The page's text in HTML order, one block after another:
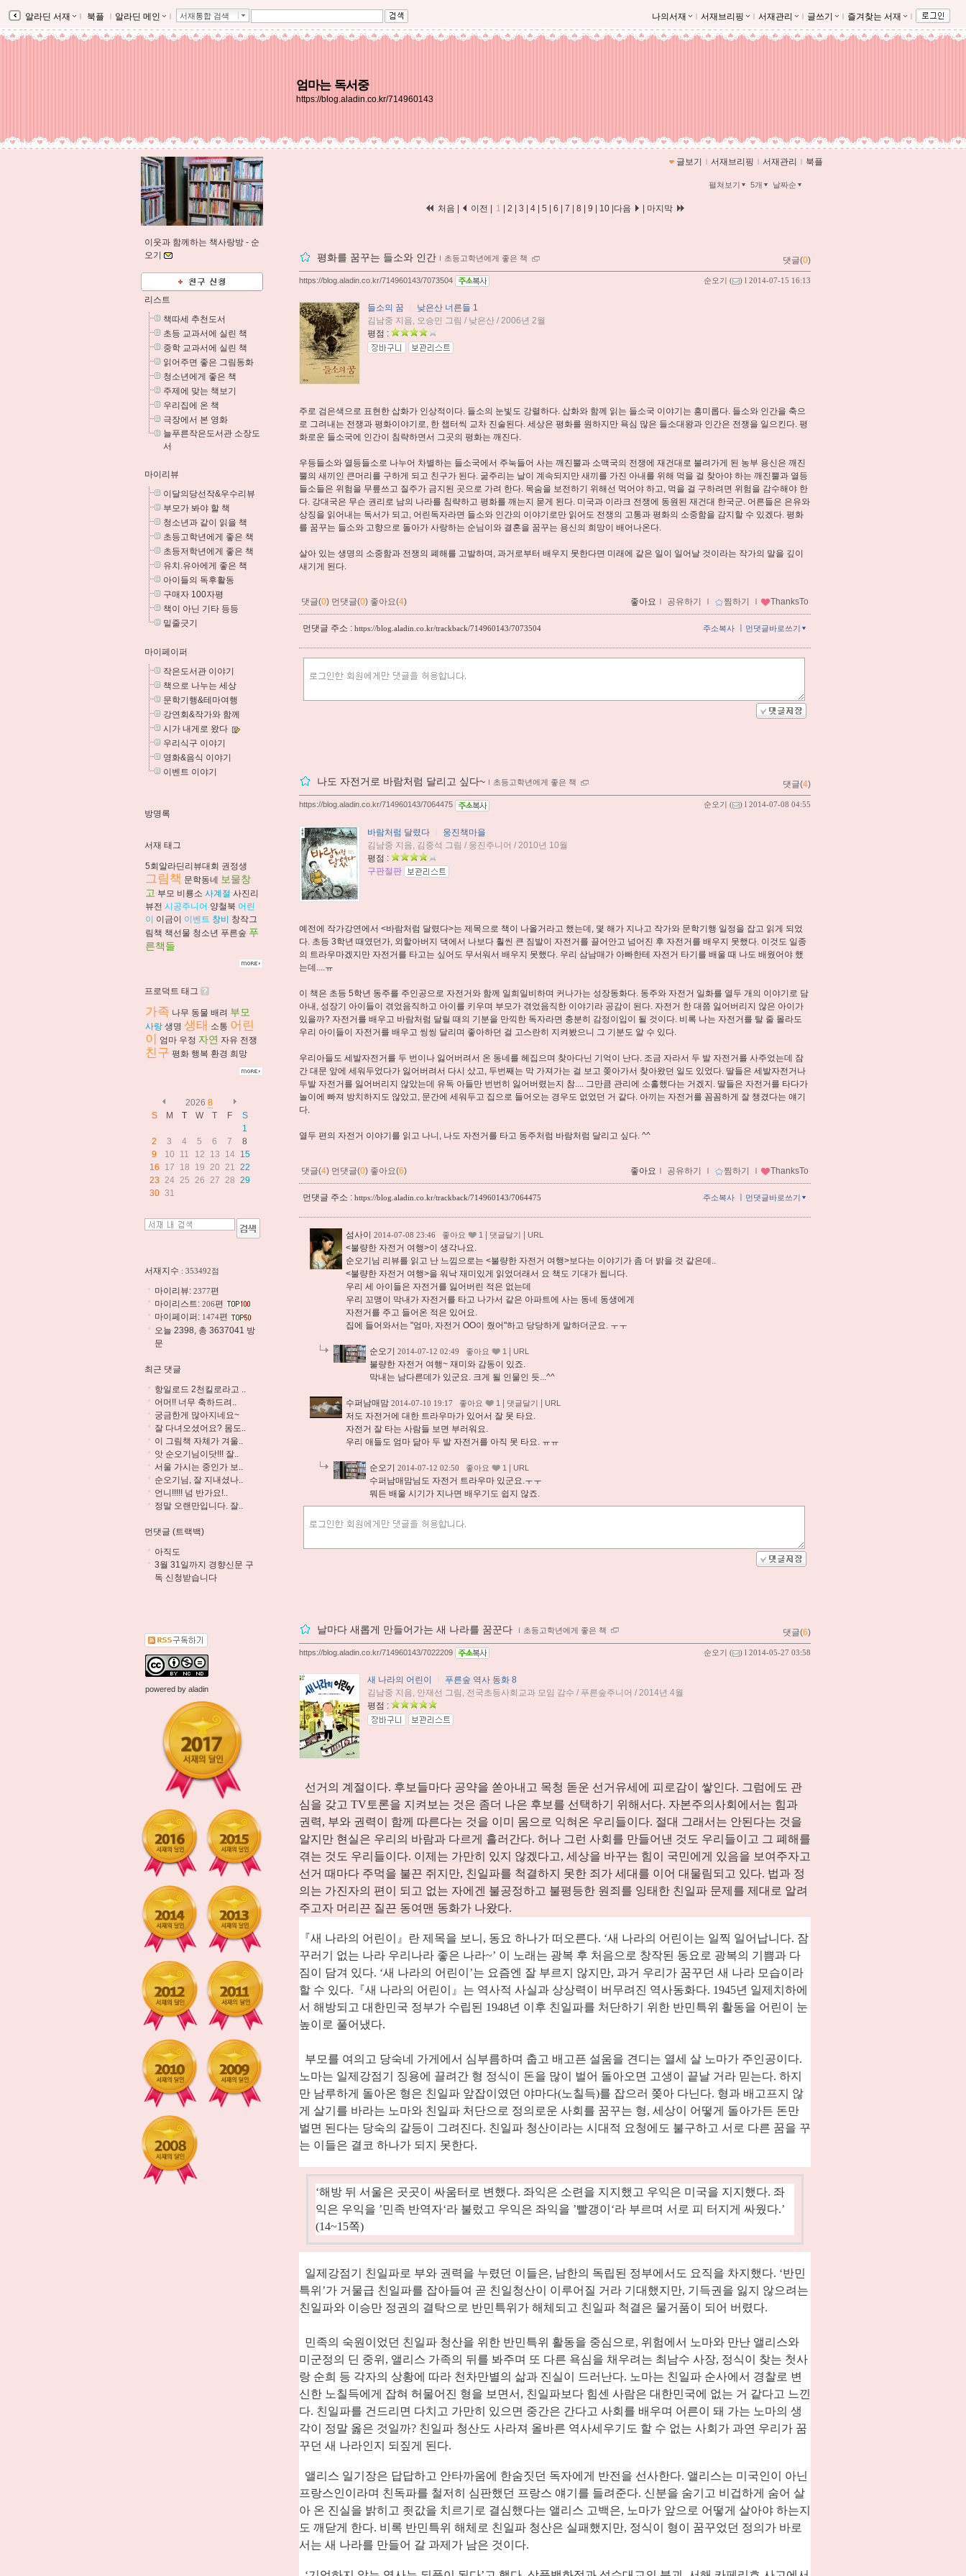
알라딘 서재 ｌ 북플 ｌ 알라딘 메인 ｌ 서재통합 검색 나의서재 ｌ 서재브리핑 ｌ 서재관리 ｌ 글쓰기 ｌ 즐겨찾는 서재 ｌ
엄마는 독서중
https://blog.aladin.co.kr/714960143
글보기 ｌ 서재브리핑 ｌ 서재관리 ｌ 북플
펼쳐보기 5개 날짜순
처음 | 이전 | 1 2 3 4 5 6 7 8 9 10 다음 마지막
평화를 꿈꾸는 들소와 인간 ｌ 초등고학년에게 좋은 책 댓글(0)
순오기 ( ) l 2014-07-15 16:13
https://blog.aladin.co.kr/714960143/7073504
들소의 꿈
낮은산 너른들 1
김남중 지음, 오승민 그림 / 낮은산 / 2006년 2월
평점 :
주로 검은색으로 표현한 삽화가 인상적이다. 들소의 눈빛도 강렬하다. 삽화와 함께 읽는 들소국 이야기는 흥미롭다. 들소와 인간을 축으
로 그려내는 전쟁과 평화이야기로, 한 챕터씩 교차 진술된다. 세상은 평화를 원하지만 욕심 많은 들소대왕과 인간은 전쟁을 일으킨다. 평
화로운 들소국에 인간이 침략하면서 그곳의 평화는 깨진다.
우등들소와 열등들소로 나누어 차별하는 들소국에서 주눅들어 사는 깨진뿔과 소맥국의 전쟁에 재건대로 불려가게 된 농부 용신은 깨진
뿔의 새끼인 큰머리를 구하게 되고 친구가 된다. 굶주리는 날이 계속되지만 새끼를 가진 아내를 위해 먹을 걸 찾아야 하는 깨진뿔과 열등
들소들은 위험을 무릎쓰고 질주가 금지된 곳으로 가려 한다. 목숨을 보전하기 위해선 먹어야 하고, 먹을 걸 구하려면 위험을 감수해야 한
다. 강대국은 무슨 권리로 남의 나라를 침략하고 평화를 깨는지 묻게 된다. 미국과 이라크 전쟁에 동원된 재건대 한국군. 어른들은 은유와
상징을 읽어내는 독서가 되고, 어린독자라면 들소와 인간의 이야기로만 읽어도 전쟁의 고통과 평화의 소중함을 감지할 수 있겠다. 평화
를 꿈꾸는 들소와 고향으로 돌아가 사랑하는 순님이와 결혼을 꿈꾸는 용신의 희망이 배어나온다.
살아 있는 생명의 소중함과 전쟁의 폐해를 고발하며, 과거로부터 배우지 못한다면 미래에 같은 일이 일어날 것이라는 작가의 말을 깊이
새기게 된다.
댓글(0) 먼댓글(0) 좋아요(4) 좋아요 ｌ 공유하기 ｌ 찜하기 ｌ ThanksTo
먼댓글 주소 : https://blog.aladin.co.kr/trackback/714960143/7073504 먼댓글바로쓰기
주소복사
나도 자전거로 바람처럼 달리고 싶다~ ｌ 초등고학년에게 좋은 책 댓글(4)
순오기 ( ) l 2014-07-08 04:55
https://blog.aladin.co.kr/714960143/7064475
바람처럼 달렸다
웅진책마을
김남중 지음, 김중석 그림 / 웅진주니어 / 2010년 10월
평점 :
구판절판
예전에 작가강연에서 <바람처럼 달렸다>는 제목으로 책이 나올거라고 했는데, 몇 해가 지나고 작가와 문학기행 일정을 잡고 읽게 되었
다. 초등 3학년 때였던가, 외할아버지 댁에서 나보다 훨씬 큰 짐발이 자전거를 끌어안고 넘어진 후 자전거를 배우지 못했다. 이것도 일종
의 트라우마겠지만 자전거를 타고는 싶어도 무서워서 배우지 못했다. 우리 삼남매가 아빠한테 자전거 타기를 배울 때 나도 배웠어야 했
는데....ㅠ
이 책은 초등 5학년 동주를 주인공으로 자전거와 함께 일희일비하며 커나가는 성장동화다. 동주와 자전거 일화를 열두 개의 이야기로 담
아내, 성장기 아이들이 겪었음직하고 아이를 키우며 부모가 겪었음직한 이야기라 공감이 된다. 자전거 한 대쯤 잃어버리지 않은 아이가
있을까? 자전거를 배우고 바람처럼 달릴 때의 기분을 만끽한 독자라면 충분히 감정이입이 될 것이다. 비록 나는 자전거를 탈 줄 몰라도
우리 아이들이 자전거를 배우고 씽씽 달리며 좋아하던 걸 고스란히 지켜봤으니 그 기분도 알 수 있다.
우리아들도 세발자전거를 두 번이나 잃어버려서 온 동네를 헤집으며 찾아다닌 기억이 난다. 조금 자라서 두 발 자전거를 사주었는데 잠
간 대문 앞에 세워두었다가 잃어버려서 다시 샀고, 두번째는 막 가져가는 걸 보고 쫒아가서 찾아왔던 일도 있었다. 딸들은 세발자전거나
두발 자전거를 잃어버리지 않았는데 유독 아들만 번번히 잃어버렸는지 참.... 그만큼 관리에 소홀했다는 거겠지. 딸들은 자전거를 타다가
놀이에 빠져 방치하지도 않았고, 문간에 세워두고 집으로 들어오는 경우도 없었던 거 같다. 아끼는 자전거를 꼼꼼하게 잘 챙겼다는 얘기
다.
열두 편의 자전거 이야기를 읽고 나니, 나도 자전거를 타고 동주처럼 바람처럼 달리고 싶다. ^^
댓글(4) 먼댓글(0) 좋아요(6) 좋아요 ｌ 공유하기 ｌ 찜하기 ｌ ThanksTo
먼댓글 주소 : https://blog.aladin.co.kr/trackback/714960143/7064475 먼댓글바로쓰기
주소복사
섬사이 2014-07-08 23:46 좋아요 1 댓글달기 URL
<불량한 자전거 여행>이 생각나요.
순오기님 리뷰를 읽고 난 느낌으로는 <불량한 자전거 여행>보다는 이야기가 좀 더 밝을 것 같은데..
<불량한 자전거 여행>을 워낙 재미있게 읽었더래서 요 책도 기대가 됩니다.
우리 세 아이들은 자전거를 잃어버린 적은 없는데
우리 꼬맹이 막내가 자전거를 타고 나가서 같은 아파트에 사는 동네 동생에게
자전거를 주고 들어온 적은 있어요.
집에 들어와서는 "엄마, 자전거 OO이 줬어"하고 당당하게 말하더군요. ㅜㅜ
순오기 2014-07-12 02:49 좋아요 1 URL
불량한 자전거 여행~ 재미와 감동이 있죠.
막내는 남다른데가 있군요. 크게 될 인물인 듯...^^
수퍼남매맘 2014-07-10 19:17 좋아요 1 댓글달기 URL
저도 자전거에 대한 트라우마가 있어서 잘 못 타요.
자전거 잘 타는 사람들 보면 부러워요.
우리 애들도 엄마 닮아 두 발 자전거를 아직 못 타요. ㅠㅠ
순오기 2014-07-12 02:50 좋아요 1 URL
수퍼남매맘님도 자전거 트라우마 있군요.ㅜㅜ
뭐든 배울 시기가 지나면 배우기도 쉽지 않죠.
날마다 새롭게 만들어가는 새 나라를 꿈꾼다 ｌ 초등고학년에게 좋은 책 댓글(6)
순오기 ( ) l 2014-05-27 03:58
https://blog.aladin.co.kr/714960143/7022209
새 나라의 어린이
푸른숲 역사 동화 8
김남중 지음, 안재선 그림, 전국초등사회교과 모임 감수 / 푸른숲주니어 / 2014년 4월
평점 :
선거의 계절이다. 후보들마다 공약을 쏟아내고 목청 돋운 선거유세에 피로감이 쌓인다. 그럼에도 관
심을 갖고 TV토론을 지켜보는 것은 좀더 나은 후보를 선택하기 위해서다. 자본주의사회에서는 힘과
권력, 부와 권력이 함께 따른다는 것을 이미 몸으로 익혀온 우리들이다. 절대 그래서는 안된다는 것을
알지만 현실은 우리의 바람과 다르게 흘러간다. 허나 그런 사회를 만들어낸 것도 우리들이고 그 폐해를
겪는 것도 우리들이다. 이제는 가만히 있지 않겠다고, 세상을 바꾸는 힘이 국민에게 있음을 보여주자고
선거 때마다 주먹을 불끈 쥐지만, 친일파를 척결하지 못한 죄가 세대를 이어 대물림되고 있다. 법과 정
의는 가진자의 편이 되고 없는 자에겐 불공정하고 불평등한 원죄를 잉태한 친일파 문제를 제대로 알려
주고자 머리끈 질끈 동여맨 동화가 나왔다.
『새 나라의 어린이 』 란 제목을 보니 , 동요 하나가 떠오른다. ‘새 나라의 어린이는 일찍 일어납니다. 잠
꾸러기 없는 나라 우리나라 좋은 나라~’ 이 노래는 광복 후 처음으로 창작된 동요로 광복의 기쁨과 다
짐이 담겨 있다. ‘새 나라의 어린이 ’는 요즘엔 잘 부르지 않지만, 과거 우리가 꿈꾸던 새 나라 모습이라
할 수 있다. 『새 나라의 어린이 』 는 역사적 사실과 상상력이 버무려진 역사동화다. 1945년 일제치하에
서 해방되고 대한민국 정부가 수립된 1948년 이후 친일파를 처단하기 위한 반민특위 활동을 어린이 눈
높이로 풀어냈다.
부모를 여의고 당숙네 가게에서 심부름하며 춥고 배고픈 설움을 견디는 열세 살 노마가 주인공이다.
노마는 일제강점기 징용에 끌려간 형 정식이 돈을 많이 벌어 돌아오면 고생이 끝날 거라 믿는다. 하지
만 남루하게 돌아온 형은 친일파 앞잡이였던 야마다(노칠득)를 잡으러 쫒아 다닌다. 형과 배고프지 않
게 살기를 바라는 노마와 친일파 처단으로 정의로운 사회를 꿈꾸는 형, 세상이 어떻게 돌아가든 돈만
벌면 된다는 당숙의 갈등이 그려진다. 친일파 청산이라는 시대적 요청에도 불구하고 서로 다른 꿈을 꾸
는 이들은 결코 하나가 되지 못한다.
‘해방 뒤 서울은 곳곳이 싸움터로 변했다. 좌익은 소련을 지지했고 우익은 미국을 지지했다. 좌
익은 우익을 ’민족 반역자‘라 불렀고 우익은 좌익을 ’빨갱이 ‘라 부르며 서로 피 터지게 싸웠다.’
(14~15쪽)
일제강점기 친일파로 부와 권력을 누렸던 이들은, 남한의 독립된 정부에서도 요직을 차지했다. ‘반민
특위 ’가 거물급 친일파를 잡아들여 곧 친일청산이 이루어질 거라 기대했지만, 기득권을 잃지 않으려는
친일파와 이승만 정권의 결탁으로 반민특위가 해체되고 친일파 척결은 물거품이 되어 버렸다.
민족의 숙원이었던 친일파 청산을 위한 반민특위 활동을 중심으로, 위험에서 노마와 만난 앨리스와
미군정의 딘 중위 , 앨리스 가족의 뒤를 봐주며 또 다른 욕심을 채우려는 최남수 사장, 정식이 찾는 첫사
랑 순희 등 각자의 상황에 따라 천차만별의 삶과 진실이 드러난다. 노마는 친일파 순사에서 경찰로 변
신한 노칠득에게 잡혀 허물어진 형을 보면서 , 친일파보다 힘센 사람은 대한민국에 없는 거 같다고 느낀
다. 친일파를 건드리면 다치고 가만히 있으면 중간은 간다고 사회를 배우며 어른이 돼 가는 노마의 생
각이 정말 옳은 것일까? 친일파 청산도 사라져 올바른 역사세우기도 할 수 없는 사회가 과연 우리가 꿈
꾸던 새 나라인지 되짚게 된다.
앨리스 일기장은 답답하고 안타까움에 한숨짓던 독자에게 반전을 선사한다. 앨리스는 미국인이 아닌
프랑스인이라며 친독파를 철저히 심판했던 프랑스 얘기를 들려준다. 신분을 숨기고 비겁하게 숨어 살
아 온 진실을 밝히고 죗값을 치르기로 결심했다는 앨리스 고백은, 노마가 앞으로 어떻게 살아야 하는지
도 깨닫게 한다. 비록 반민특위 해체로 친일파 청산은 실패했지만, 정식이 형이 꿈꾸었던 정의가 바로
서는 새 나라를 만들어 갈 과제가 남은 것이다.
이웃과 함께하는 책사랑방 - 순
오기
리스트
책따세 추천도서
초등 교과서에 실린 책
중학 교과서에 실린 책
읽어주면 좋은 그림동화
청소년에게 좋은 책
주제에 맞는 책보기
우리집에 온 책
극장에서 본 영화
늘푸른작은도서관 소장도
서
마이리뷰
이달의당선작&우수리뷰
부모가 봐야 할 책
청소년과 같이 읽을 책
초등고학년에게 좋은 책
초등저학년에게 좋은 책
유치.유아에게 좋은 책
아이들의 독후활동
구매자 100자평
책이 아닌 기타 등등
밑줄긋기
마이페이퍼
작은도서관 이야기
책으로 나누는 세상
문학기행&테마여행
강연회&작가와 함께
시가 내게로 왔다
우리식구 이야기
영화&음식 이야기
이벤트 이야기
방명록
서재 태그
5회알라딘리뷰대회 권정생
그림책 문학동네 보물창
고 부모 비룡소 사계절 사진리
뷰전 시공주니어 양철북 어린
이 이금이 이벤트 창비 창작그
림책 책선물 청소년 푸른숲 푸
른책들
프로덕트 태그
가족 나무 동물 배려 부모
사랑 생명 생태 소통 어린
이 엄마 우정 자연 자유 전쟁
친구 평화 행복 환경 희망
2026 8
S
M T W T F
S
1
2
3 4 5 6 7
8
9
10 11 12 13 14
15
16
17 18 19 20 21
22
23
24 25 26 27 28 29
30 31
서재지수 : 353492점
마이리뷰: 2377편
마이리스트: 206편
마이페이퍼: 1474편
오늘 2398, 총 3637041 방
문
최근 댓글
항일로드 2천킬로라고 ..
어머!! 너무 축하드려..
궁금한게 많아지네요~
잘 다녀오셨어요? 몸도..
이 그림책 자체가 겨울..
앗 순오기님이닷!!! 잘..
서울 가시는 중인가 보..
순오기님, 잘 지내셨나..
언니!!!!! 넘 반가요!..
정말 오랜만입니다. 잘..
먼댓글 (트랙백)
아직도
3월 31일까지 경향신문 구
독 신청받습니다
powered by aladin